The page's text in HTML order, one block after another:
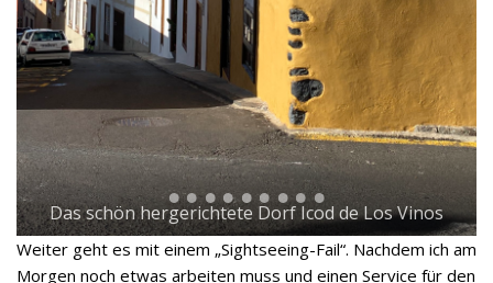
Das schön hergerichtete Dorf Icod de Los Vinos
Weiter geht es mit einem „Sightseeing-Fail“. Nachdem ich am
Morgen noch etwas arbeiten muss und einen Service für den